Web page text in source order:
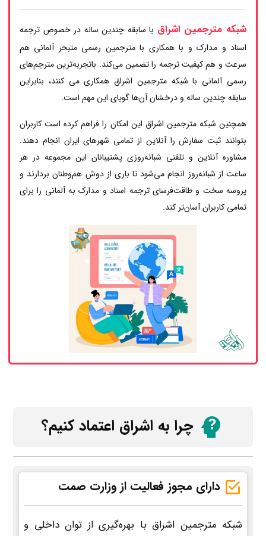
شبکه مترجمین اشراق با سابقه چندین ساله در خصوص ترجمه
اسناد و مدارک و با همکاری با مترجمین رسمی متبحر آلمانی هم
سرعت و هم کیفیت ترجمه را تضمین می‌کند. باتجربه‌ترین مترجم‌های
رسمی آلمانی با شبکه مترجمین اشراق همکاری می کنند، بنابراین
سابقه چندین ساله و درخشان آن‌ها گویای این مهم است.
همچنین شبکه مترجمین اشراق این امکان را فراهم کرده است کاربران
بتوانند ثبت سفارش را آنلاین از تمامی شهرهای ایران انجام دهند.
مشاوره آنلاین و تلفنی شبانه‌روزی پشتیبانان این مجموعه در هر
ساعت از شبانه‌روز انجام می‌شود تا باری از دوش هم‌وطنان بردارند و
پروسه سخت و طاقت‌فرسای ترجمه اسناد و مدارک به آلمانی را برای
تمامی کاربران آسان‌تر کند.
چرا به اشراق اعتماد کنیم؟
دارای مجوز فعالیت از وزارت صمت
شبکه مترجمین اشراق با بهره‌گیری از توان داخلی و